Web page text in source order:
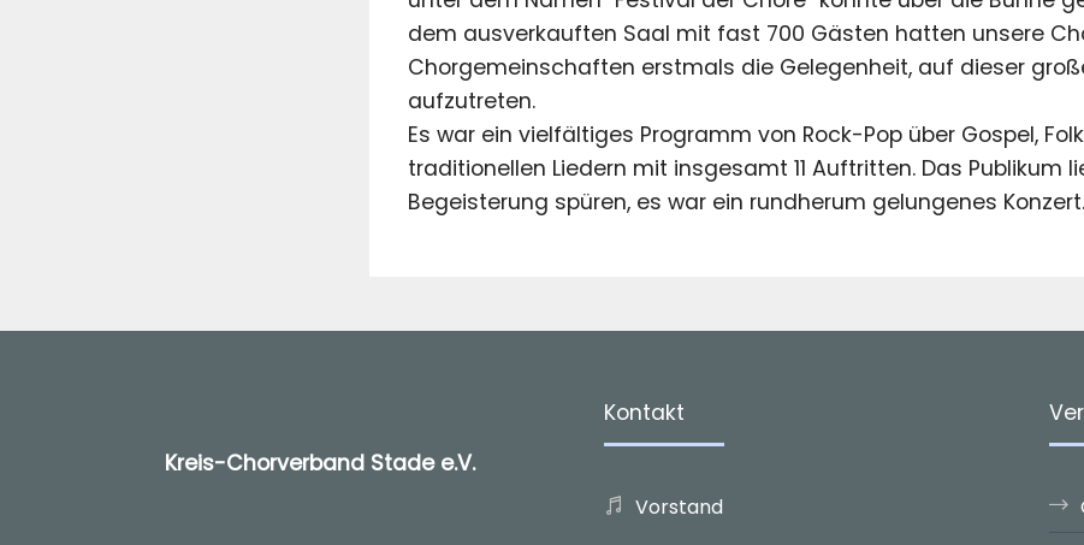
dem ausverkauften Saal mit fast 700 Gästen hatten unsere
Chorgemeinschaften erstmals die Gelegenheit, auf dieser
aufzutreten.
Es war ein vielfältiges Programm von Rock-Pop über Gospel,
traditionellen Liedern mit insgesamt 11 Auftritten. Das Publikum
Begeisterung spüren, es war ein rundherum gelungenes Konzert.
Kreis-Chorverband Stade e.V.
Kontakt
Vorstand